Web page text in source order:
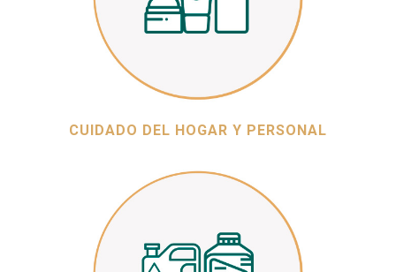
CUIDADO DEL HOGAR Y PERSONAL